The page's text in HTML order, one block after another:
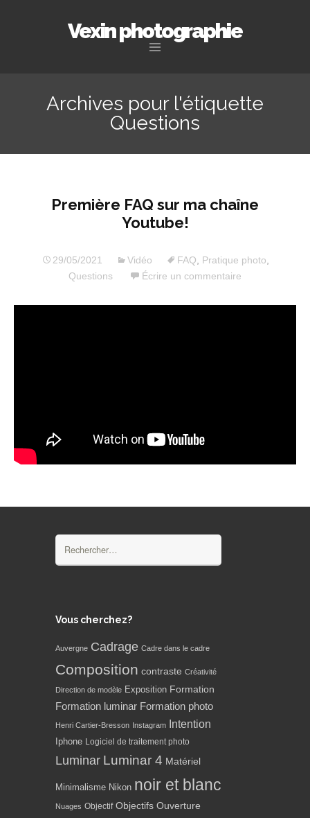
Vexin photographie
contenu
principal
Archives pour l'étiquette
Questions
Première FAQ sur ma chaîne
Youtube!
29/05/2021 Vidéo FAQ Pratique photo
Questions
Écrire un commentaire
Vous cherchez?
Auvergne Cadrage Cadre dans le cadre
Composition contraste Créativité
Direction de modèle Exposition Formation
Formation luminar Formation photo
Henri Cartier-Bresson Instagram Intention
Iphone Logiciel de traitement photo
Luminar Luminar 4 Matériel
Minimalisme Nikon noir et blanc
Nuages Objectif Objectifs Ouverture